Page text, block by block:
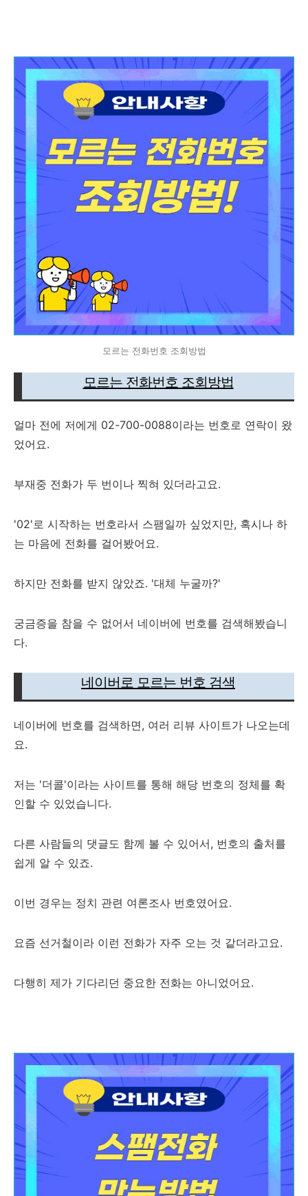
모르는 전화번호 조회방법
모르는 전화번호 조회방법
얼마 전에 저에게 02-700-0088이라는 번호로 연락이 왔
었어요.
부재중 전화가 두 번이나 찍혀 있더라고요.
'02'로 시작하는 번호라서 스팸일까 싶었지만, 혹시나 하
는 마음에 전화를 걸어봤어요.
하지만 전화를 받지 않았죠. '대체 누굴까?'
궁금증을 참을 수 없어서 네이버에 번호를 검색해봤습니
다.
네이버로 모르는 번호 검색
네이버에 번호를 검색하면, 여러 리뷰 사이트가 나오는데
요.
저는 '더콜'이라는 사이트를 통해 해당 번호의 정체를 확
인할 수 있었습니다.
다른 사람들의 댓글도 함께 볼 수 있어서, 번호의 출처를
쉽게 알 수 있죠.
이번 경우는 정치 관련 여론조사 번호였어요.
요즘 선거철이라 이런 전화가 자주 오는 것 같더라고요.
다행히 제가 기다리던 중요한 전화는 아니었어요.